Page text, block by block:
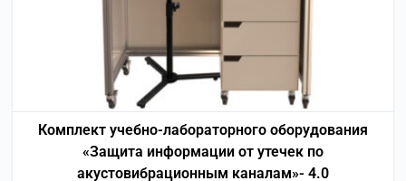
Комплект учебно-лабораторного оборудования
«Защита информации от утечек по
акустовибрационным каналам»- 4.0